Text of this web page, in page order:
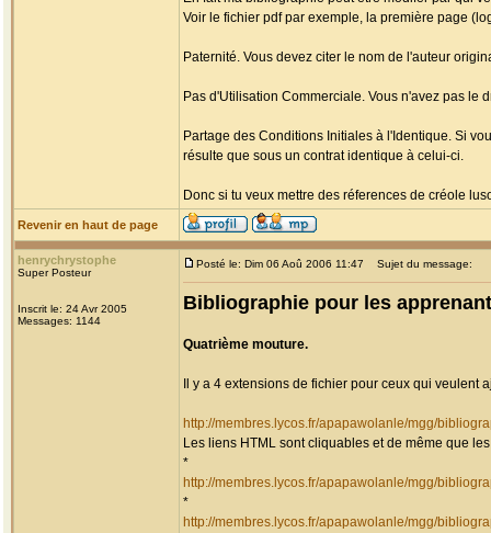
Voir le fichier pdf par exemple, la première page
Paternité. Vous devez citer le nom de l'auteur
Pas d'Utilisation Commerciale. Vous n'avez pas le
Partage des Conditions Initiales à l'Identique. Si
résulte que sous un contrat identique à celui-ci.
Donc si tu veux mettre des réferences de créole
Revenir en haut de page
henrychrystophe
Super Posteur
Inscrit le: 24 Avr 2005
Messages: 1144
Posté le: Dim 06 Aoû 2006 11:47 Sujet du message:
Bibliographie pour les
Quatrième mouture.
Il y a 4 extensions de fichier pour ceux qui
http://membres.lycos.fr/apapawolanle/mgg/
Les liens HTML sont cliquables et de même que
*
http://membres.lycos.fr/apapawolanle/mgg/
*
http://membres.lycos.fr/apapawolanle/mgg/